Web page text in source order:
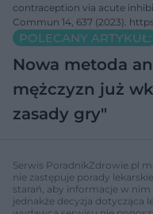
contraception via acute
Commun 14, 637 (2023).
POLECANY ARTYKUŁ:
Nowa metoda
mężczyzn już
zasady gry"
Serwis PoradnikZdrowie.pl
nie zastępuje porady
starań, aby informacje w
jednakże decyzja dotycząca